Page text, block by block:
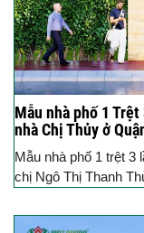
Mẫu nhà phố 1
nhà Chị Thủy ở
Mẫu nhà phố 1 trệt 3
chị Ngô Thị Thanh